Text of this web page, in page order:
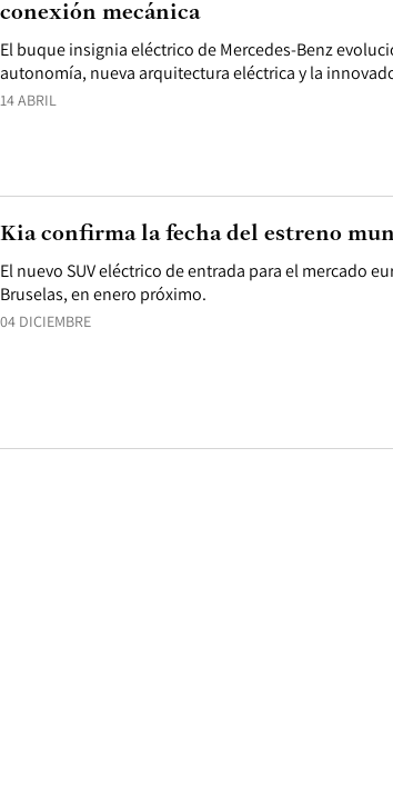
14 ABRIL
El buque insignia eléctrico de Mercedes-Benz
autonomía, nueva arquitectura eléctrica y la
conexión mecánica
04 DICIEMBRE
El nuevo SUV eléctrico de entrada para el mercado
Bruselas, en enero próximo.
Kia confirma la fecha del estreno